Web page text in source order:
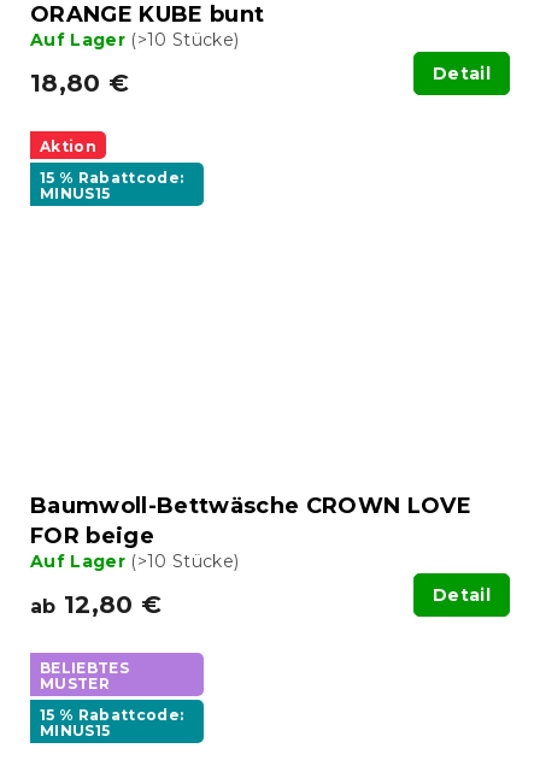
ORANGE KUBE bunt
Auf Lager (>10 Stücke)
18,80 € Detail
Aktion
15 % Rabattcode:
MINUS15
Baumwoll-Bettwäsche CROWN LOVE
FOR beige
Auf Lager (>10 Stücke)
ab 12,80 € Detail
BELIEBTES
MUSTER
15 % Rabattcode:
MINUS15